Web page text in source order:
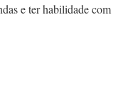
e ter habilidade com